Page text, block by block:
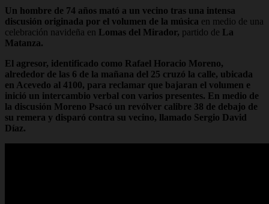
Un hombre de 74 años mató a un vecino tras una intensa
discusión originada por el volumen de la música en medio de una
celebración navideña en Lomas del Mirador, partido de La
Matanza.
El agresor, identificado como Rafael Horacio Moreno,
alrededor de las 6 de la mañana del 25 cruzó la calle, ubicada
en Acevedo al 4100, para reclamar que bajaran el volumen e
inició un intercambio verbal con varios presentes. En medio de
la discusión Moreno Psacó un revólver calibre 38 de debajo de
su remera y disparó contra su vecino, llamado Sergio David
Díaz.